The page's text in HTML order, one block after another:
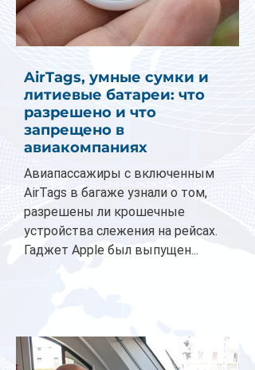
AirTags, умные сумки и
литиевые батареи: что
разрешено и что
запрещено в
авиакомпаниях
Авиапассажиры с включенным
AirTags в багаже узнали о том,
разрешены ли крошечные
устройства слежения на рейсах.
Гаджет Apple был выпущен...